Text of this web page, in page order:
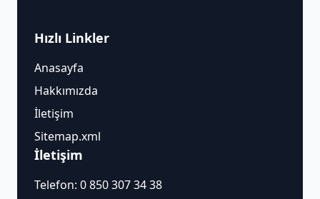
Hızlı Linkler
Anasayfa
Hakkımızda
İletişim
Sitemap.xml
İletişim
Telefon: 0 850 307 34 38